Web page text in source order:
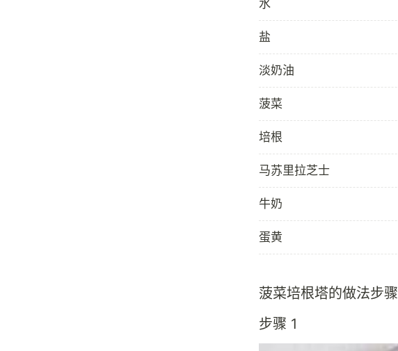
水
盐
淡奶油
菠菜
培根
马苏里拉芝士
牛奶
蛋黄
菠菜培根塔的做法步骤
步骤 1